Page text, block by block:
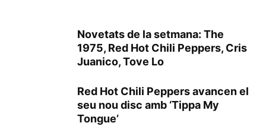
Novetats de la setmana: The
1975, Red Hot Chili Peppers, Cris
Juanico, Tove Lo
Red Hot Chili Peppers avancen el
seu nou disc amb ‘Tippa My
Tongue’